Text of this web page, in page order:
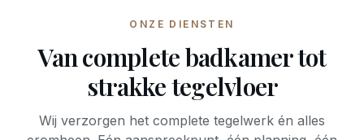
ONZE DIENSTEN
Van complete badkamer tot
strakke tegelvloer
Wij verzorgen het complete tegelwerk én alles